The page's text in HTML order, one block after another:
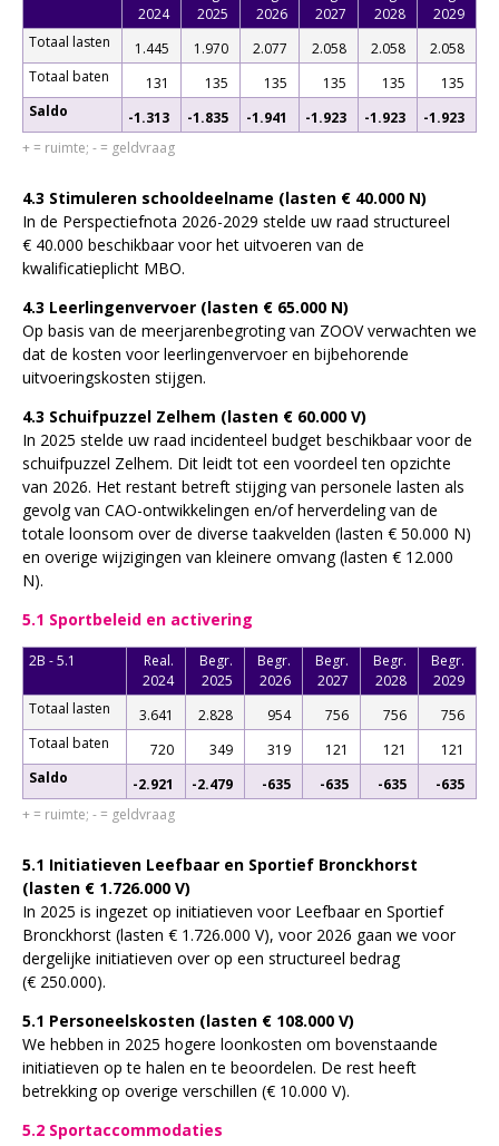
2024
2025
2026
2027
2028
2029
Totaal lasten
1.445 1.970 2.077 2.058 2.058
2.058
Totaal baten
131 135 135 135 135
135
Saldo
-1.313 -1.835 -1.941 -1.923 -1.923
-1.923
+ = ruimte; - = geldvraag
4.3 Stimuleren schooldeelname (lasten € 40.000 N)
In de Perspectiefnota 2026-2029 stelde uw raad structureel
€ 40.000 beschikbaar voor het uitvoeren van de
kwalificatieplicht MBO.
4.3 Leerlingenvervoer (lasten € 65.000 N)
Op basis van de meerjarenbegroting van ZOOV verwachten we
dat de kosten voor leerlingenvervoer en bijbehorende
uitvoeringskosten stijgen.
4.3 Schuifpuzzel Zelhem (lasten € 60.000 V)
In 2025 stelde uw raad incidenteel budget beschikbaar voor de
schuifpuzzel Zelhem. Dit leidt tot een voordeel ten opzichte
van 2026. Het restant betreft stijging van personele lasten als
gevolg van CAO-ontwikkelingen en/of herverdeling van de
totale loonsom over de diverse taakvelden (lasten € 50.000 N)
en overige wijzigingen van kleinere omvang (lasten € 12.000
N).
5.1 Sportbeleid en activering
2B - 5.1
Real.
2024
Begr.
2025
Begr.
2026
Begr.
2027
Begr.
2028
Begr.
2029
Totaal lasten
3.641 2.828 954 756 756
756
Totaal baten
720 349 319 121 121
121
Saldo
-2.921 -2.479 -635 -635 -635
-635
+ = ruimte; - = geldvraag
5.1 Initiatieven Leefbaar en Sportief Bronckhorst
(lasten € 1.726.000 V)
In 2025 is ingezet op initiatieven voor Leefbaar en Sportief
Bronckhorst (lasten € 1.726.000 V), voor 2026 gaan we voor
dergelijke initiatieven over op een structureel bedrag
(€ 250.000).
5.1 Personeelskosten (lasten € 108.000 V)
We hebben in 2025 hogere loonkosten om bovenstaande
initiatieven op te halen en te beoordelen. De rest heeft
betrekking op overige verschillen (€ 10.000 V).
5.2 Sportaccommodaties